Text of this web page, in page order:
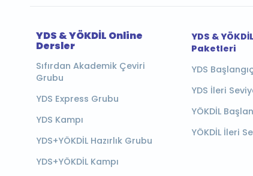
YDS & YÖKDİL Online
Dersler
Sıfırdan Akademik Çeviri
Grubu
YDS Express Grubu
YDS Kampı
YDS+YÖKDİL Hazırlık Grubu
YDS+YÖKDİL Kampı
YDS &
Paketleri
YDS
YDS İleri
YÖKDİL
YÖKDİL İleri